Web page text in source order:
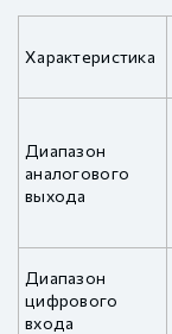
Характеристика
Диапазон
аналогового
выхода
Диапазон
цифрового
входа